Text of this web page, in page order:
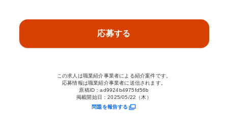
応募する
この求人は職業紹介事業者による紹介案件です。
応募情報は職業紹介事業者に送信されます。
原稿ID：ad9924b4975fd56b
掲載開始日：2025/05/22（木）
問題を報告する